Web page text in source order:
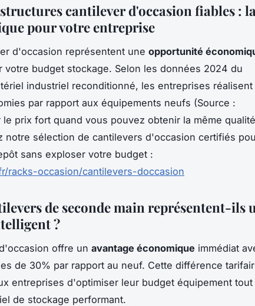
cantilever d'occasion fiables :
pour votre entreprise
d'occasion représentent une opportunité
votre budget stockage. Selon les données 2024 du
industriel reconditionné, les entreprises réalisent
par rapport aux équipements neufs (Source :
le prix fort quand vous pouvez obtenir la même
notre sélection de cantilevers d'occasion certifiés
sans exploser votre budget :
racks-occasion/cantilevers-doccasion
de seconde main représentent-ils
?
offre un avantage économique immédiat
de 30% par rapport au neuf. Cette différence
entreprises d'optimiser leur budget équipement tout
de stockage performant.